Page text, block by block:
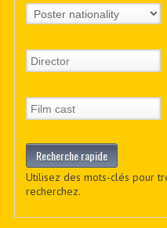
Utilisez des mots-clés pour
recherchez.